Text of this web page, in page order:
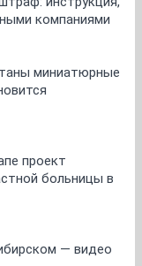
компаниями
миниатюрные
проект
больницы в
— видео